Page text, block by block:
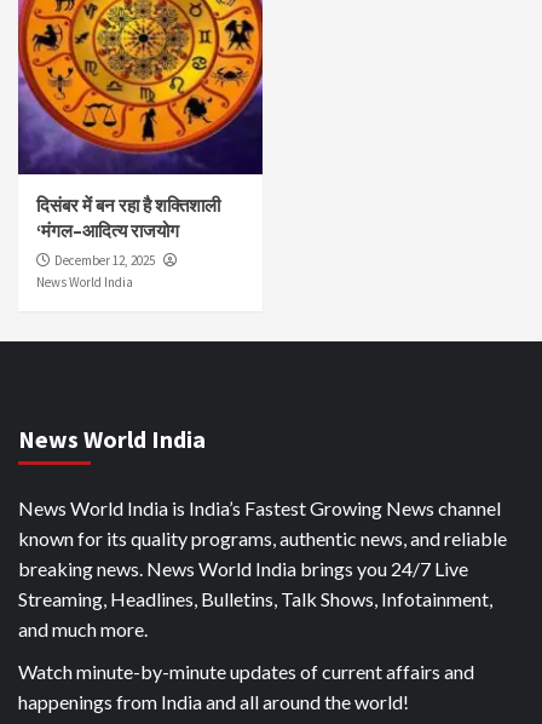
दिसंबर में बन रहा है शक्तिशाली
‘मंगल–आदित्य राजयोग
December 12, 2025
News World India
News World India
News World India is India’s Fastest Growing News channel
known for its quality programs, authentic news, and reliable
breaking news. News World India brings you 24/7 Live
Streaming, Headlines, Bulletins, Talk Shows, Infotainment,
and much more.
Watch minute-by-minute updates of current affairs and
happenings from India and all around the world!